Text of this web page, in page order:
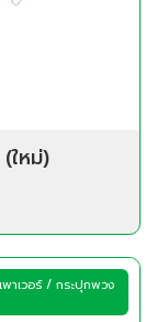
ใหม่)
าเวอร์ / กระปุกพวง